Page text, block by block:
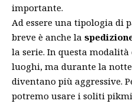
importante.
Ad essere una tipologia di
breve è anche la
la serie. In questa
luoghi, ma durante la
diventano più aggressive.
potremo usare i soliti